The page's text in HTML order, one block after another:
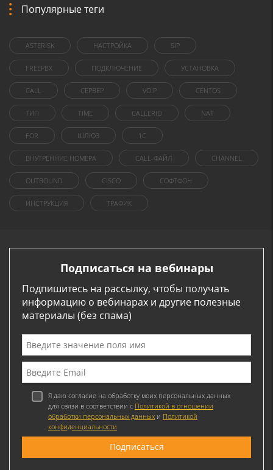
Популярные теги
ASTERISK НАСТРОЙКА SIP
FREEPBX ПОДКЛЮЧЕНИЕ УСТАНОВКА
CALL СЕРВЕР VOIP CENTOS
ТИП TIME CALLERID NAT
FOR ШЛЮЗ 1C
ВНУТРЕННИЕ НОМЕРА CALL-ФАЙЛ CHANNEL
OUTBOUND CISCO СОФТФОН
ИНСТРУКЦИЯ ТРАФИК
Подписаться на вебинары
Подпишитесь на рассылку, чтобы получать
информацию о вебинарах и другие полезные
материалы (без спама)
Я даю согласие на обработку моих персональных данных
для связи в соответствии с Политикой в отношении
обработки персональных данных и Политикой
конфиденциальности